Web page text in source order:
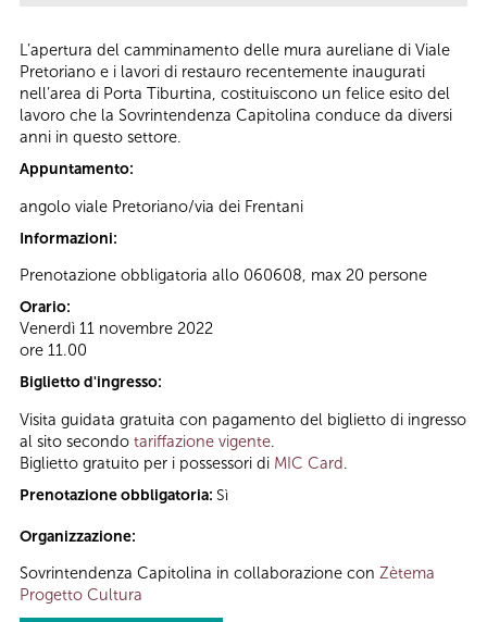
L’apertura del camminamento delle mura aureliane di Viale
Pretoriano e i lavori di restauro recentemente inaugurati
nell’area di Porta Tiburtina, costituiscono un felice esito del
lavoro che la Sovrintendenza Capitolina conduce da diversi
anni in questo settore.
Appuntamento:
angolo viale Pretoriano/via dei Frentani
Informazioni:
Prenotazione obbligatoria allo 060608, max 20 persone
Orario:
Venerdì 11 novembre 2022
ore 11.00
Biglietto d'ingresso:
Visita guidata gratuita con pagamento del biglietto di ingresso
al sito secondo tariffazione vigente.
Biglietto gratuito per i possessori di MIC Card.
Prenotazione obbligatoria: Sì
Organizzazione:
Sovrintendenza Capitolina in collaborazione con Zètema
Progetto Cultura